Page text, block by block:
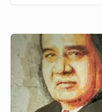
দারিদ্রতা
কখনো
পড়ালেখায়